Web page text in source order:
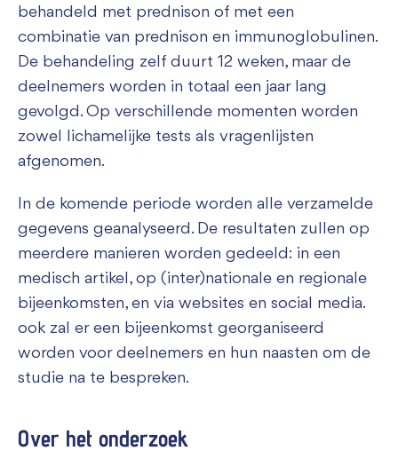
behandeld met prednison of met een
combinatie van prednison en immunoglobulinen.
De behandeling zelf duurt 12 weken, maar de
deelnemers worden in totaal een jaar lang
gevolgd. Op verschillende momenten worden
zowel lichamelijke tests als vragenlijsten
afgenomen.
In de komende periode worden alle verzamelde
gegevens geanalyseerd. De resultaten zullen op
meerdere manieren worden gedeeld: in een
medisch artikel, op (inter)nationale en regionale
bijeenkomsten, en via websites en social media.
ook zal er een bijeenkomst georganiseerd
worden voor deelnemers en hun naasten om de
studie na te bespreken.
Over het onderzoek